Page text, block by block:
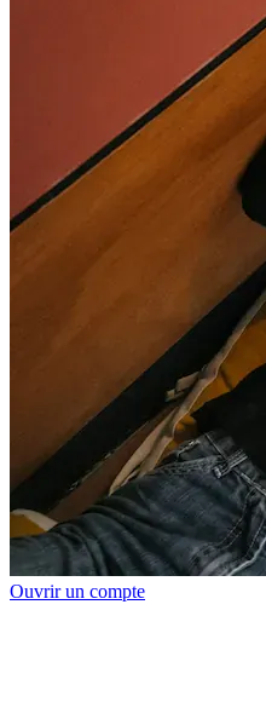
Ouvrir un compte